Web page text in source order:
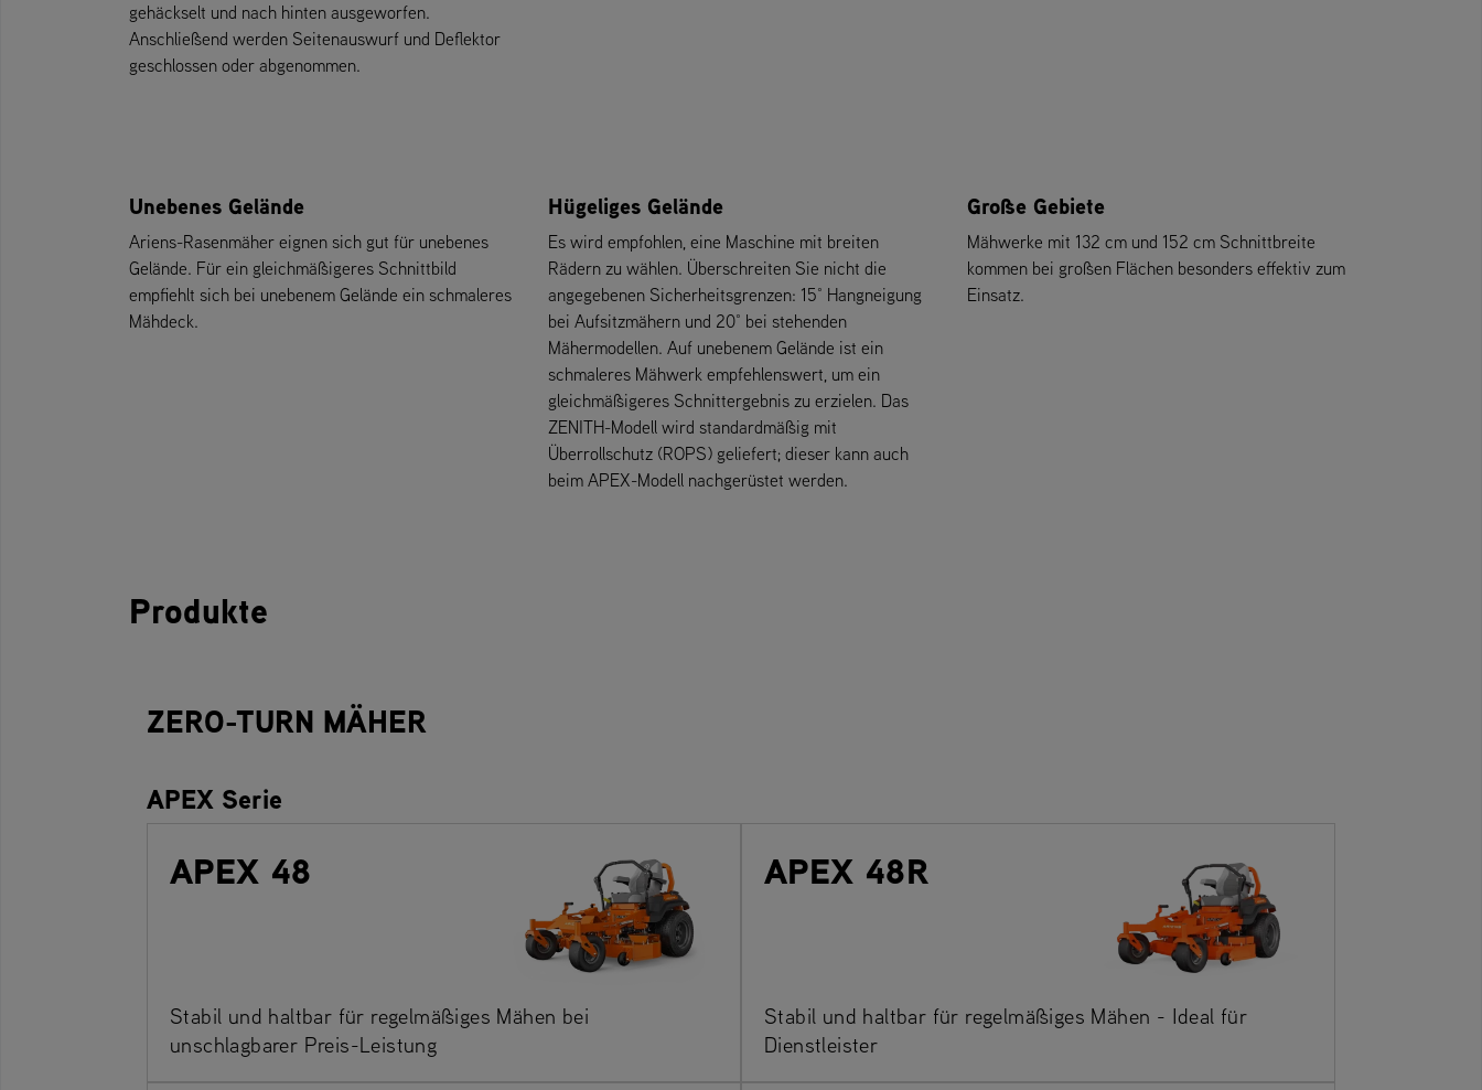
gehäckselt und nach hinten ausgeworfen.
Anschließend werden Seitenauswurf und Deflektor
geschlossen oder abgenommen.
Unebenes Gelände
Ariens-Rasenmäher eignen sich gut für unebenes
Gelände. Für ein gleichmäßigeres Schnittbild
empfiehlt sich bei unebenem Gelände ein schmaleres
Mähdeck.
Hügeliges Gelände
Es wird empfohlen, eine Maschine mit breiten
Rädern zu wählen. Überschreiten Sie nicht die
angegebenen Sicherheitsgrenzen: 15° Hangneigung
bei Aufsitzmähern und 20° bei stehenden
Mähermodellen. Auf unebenem Gelände ist ein
schmaleres Mähwerk empfehlenswert, um ein
gleichmäßigeres Schnittergebnis zu erzielen. Das
ZENITH-Modell wird standardmäßig mit
Überrollschutz (ROPS) geliefert; dieser kann auch
beim APEX-Modell nachgerüstet werden.
Große Gebiete
Mähwerke mit 132 cm und 152 cm Schnittbreite
kommen bei großen Flächen besonders effektiv zum
Einsatz.
Produkte
ZERO-TURN MÄHER
APEX Serie
APEX 48
Stabil und haltbar für regelmäßiges Mähen bei
unschlagbarer Preis-Leistung
APEX 48R
Stabil und haltbar für regelmäßiges Mähen - Ideal für
Dienstleister